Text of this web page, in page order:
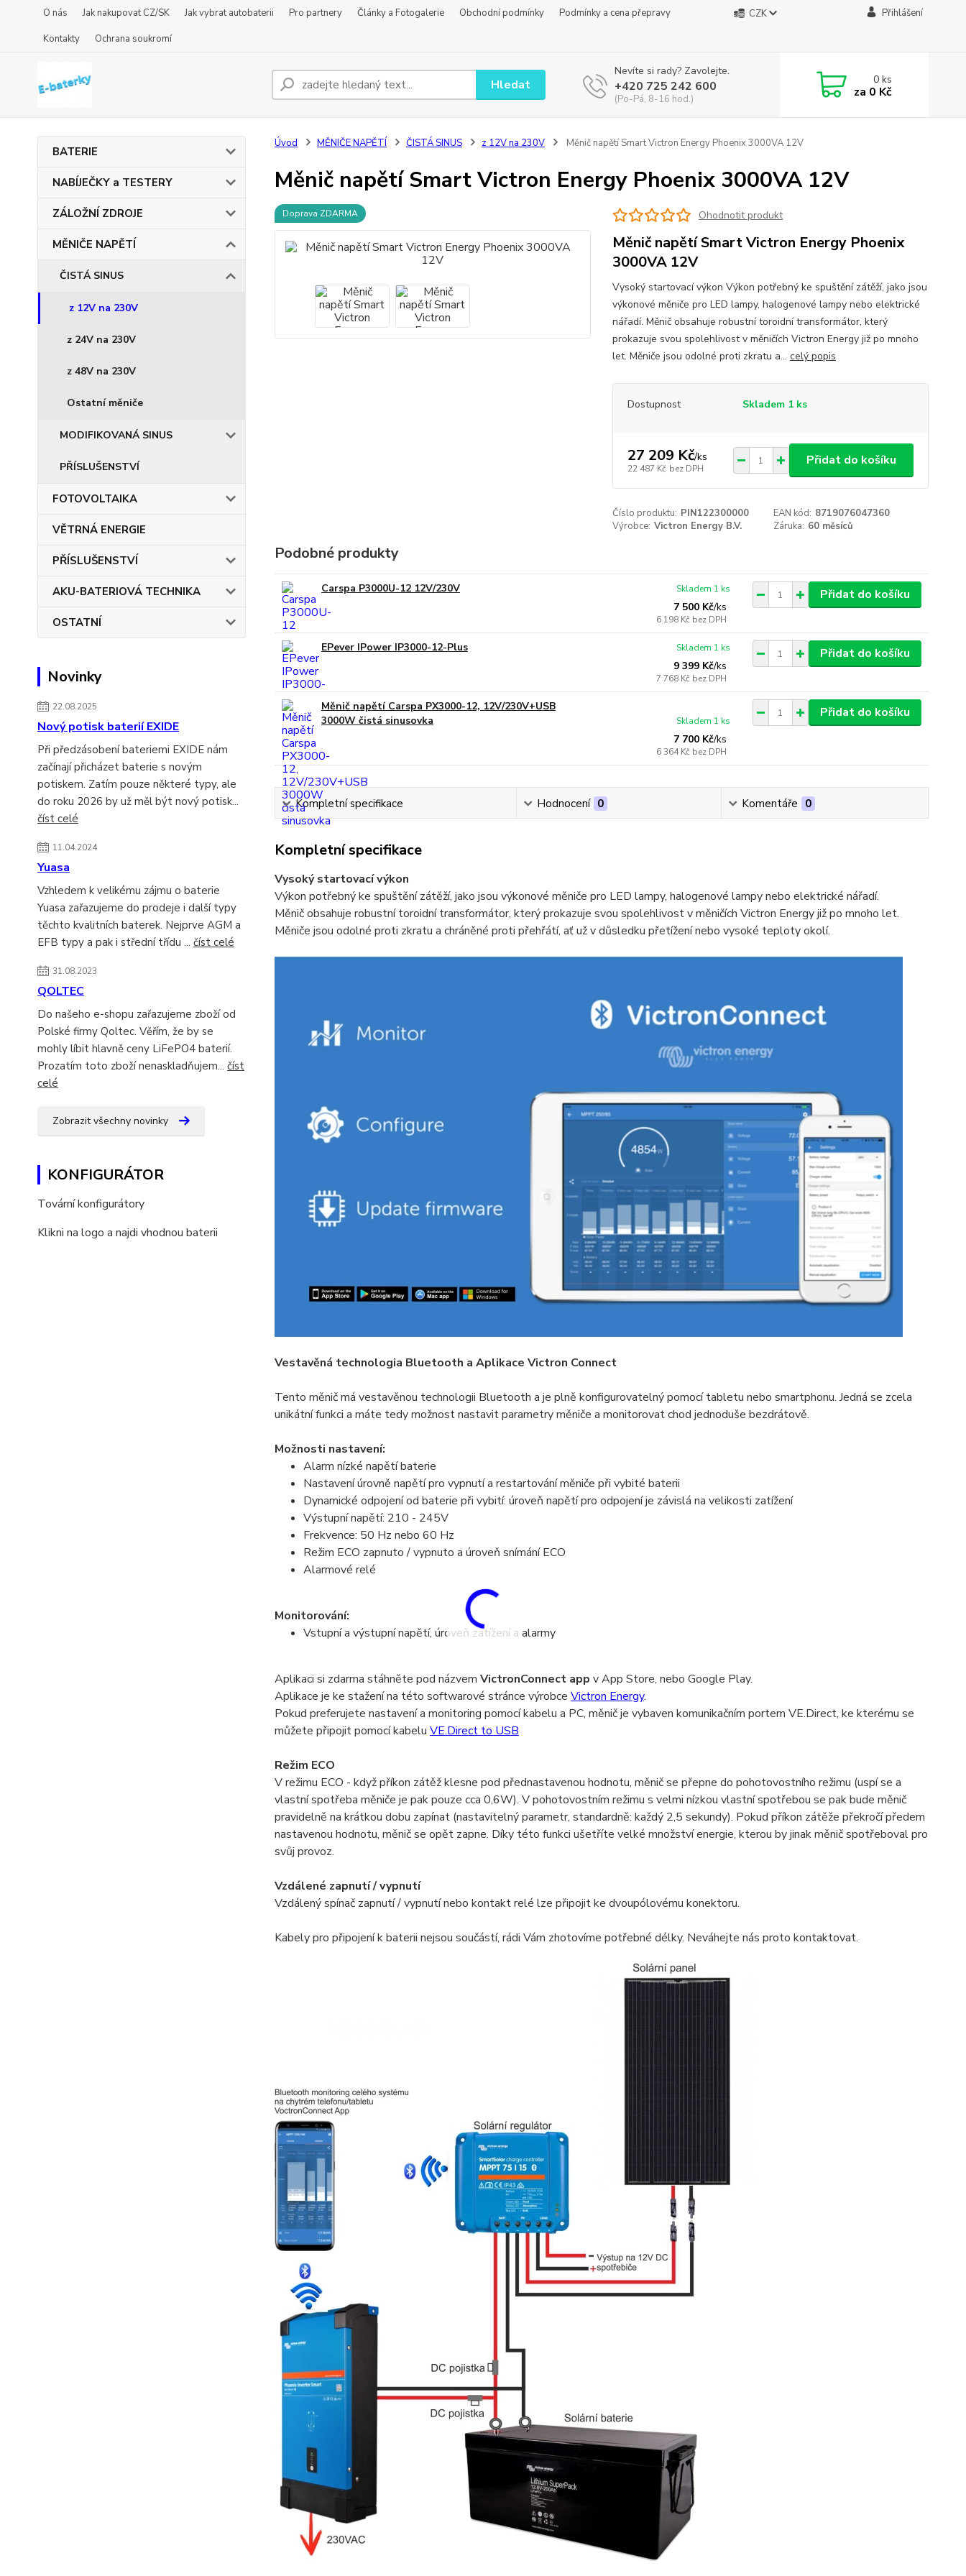
O nás Jak nakupovat CZ/SK Jak vybrat autobaterii Pro partnery Články a Fotogalerie Obchodní podmínky
Podmínky a cena přepravy
Kontakty
Ochrana soukromí
CZK Přihlášení
Hledat
Nevíte si rady? Zavolejte.
+420 725 242 600
(Po-Pá, 8-16 hod.)
0ks
za 0 Kč
BATERIE
NABÍJEČKY a TESTERY
ZÁLOŽNÍ ZDROJE
MĚNIČE NAPĚTÍ
ČISTÁ SINUS
z 12V na 230V
z 24V na 230V
z 48V na 230V
Ostatní měniče
MODIFIKOVANÁ SINUS
PŘÍSLUŠENSTVÍ
FOTOVOLTAIKA
VĚTRNÁ ENERGIE
PŘÍSLUŠENSTVÍ
AKU-BATERIOVÁ TECHNIKA
OSTATNÍ
Novinky
22.08.2025
Nový potisk baterií EXIDE
Při předzásobení bateriemi EXIDE nám
začínají přicházet baterie s novým
potiskem. Zatím pouze některé typy, ale
do roku 2026 by už měl být nový potisk...
číst celé
11.04.2024
Yuasa
Vzhledem k velikému zájmu o baterie
Yuasa zařazujeme do prodeje i další typy
těchto kvalitních baterek. Nejprve AGM a
EFB typy a pak i střední třídu ... číst celé
31.08.2023
QOLTEC
Do našeho e-shopu zařazujeme zboží od
Polské firmy Qoltec. Věřím, že by se
mohly líbit hlavně ceny LiFePO4 baterií.
Prozatím toto zboží nenaskladňujem... číst
celé
Zobrazit všechny novinky
KONFIGURÁTOR
Tovární konfigurátory
Klikni na logo a najdi vhodnou baterii
Úvod MĚNIČE NAPĚTÍ ČISTÁ SINUS z 12V na 230V Měnič napětí Smart Victron Energy Phoenix 3000VA 12V
Měnič napětí Smart Victron Energy Phoenix 3000VA 12V
Doprava ZDARMA Ohodnotit produkt
Měnič napětí Smart Victron Energy Phoenix
3000VA 12V
Vysoký startovací výkon Výkon potřebný ke spuštění zátěží, jako jsou
výkonové měniče pro LED lampy, halogenové lampy nebo elektrické
nářadí. Měnič obsahuje robustní toroidní transformátor, který
prokazuje svou spolehlivost v měničích Victron Energy již po mnoho
let. Měniče jsou odolné proti zkratu a... celý popis
Dostupnost Skladem 1 ks
27 209 Kč/ks
22 487 Kč bez DPH
Přidat do košíku
Číslo produktu: PIN122300000 EAN kód: 8719076047360
Výrobce: Victron Energy B.V. Záruka: 60 měsíců
Podobné produkty
Carspa P3000U-12 12V/230V
7 500 Kč/ks
6 198 Kč bez DPH
Skladem 1 ks Přidat do košíku
EPever IPower IP3000-12-Plus
9 399 Kč/ks
7 768 Kč bez DPH
Skladem 1 ks Přidat do košíku
Měnič napětí Carspa PX3000-12, 12V/230V+USB
3000W čistá sinusovka
7 700 Kč/ks
6 364 Kč bez DPH
Skladem 1 ks
Přidat do košíku
Kompletní specifikace Hodnocení 0 Komentáře 0
Kompletní specifikace
Vysoký startovací výkon
Výkon potřebný ke spuštění zátěží, jako jsou výkonové měniče pro LED lampy, halogenové lampy nebo elektrické nářadí.
Měnič obsahuje robustní toroidní transformátor, který prokazuje svou spolehlivost v měničích Victron Energy již po mnoho let.
Měniče jsou odolné proti zkratu a chráněné proti přehřátí, ať už v důsledku přetížení nebo vysoké teploty okolí.
Vestavěná technologia Bluetooth a Aplikace Victron Connect
Tento měnič má vestavěnou technologii Bluetooth a je plně konfigurovatelný pomocí tabletu nebo smartphonu. Jedná se zcela
unikátní funkci a máte tedy možnost nastavit parametry měniče a monitorovat chod jednoduše bezdrátově.
Možnosti nastavení:
Alarm nízké napětí baterie
Nastavení úrovně napětí pro vypnutí a restartování měniče při vybité baterii
Dynamické odpojení od baterie při vybití: úroveň napětí pro odpojení je závislá na velikosti zatížení
Výstupní napětí: 210 - 245V
Frekvence: 50 Hz nebo 60 Hz
Režim ECO zapnuto / vypnuto a úroveň snímání ECO
Alarmové relé
Monitorování:
Vstupní a výstupní napětí, úroveň zatížení a alarmy
Aplikaci si zdarma stáhněte pod názvem VictronConnect app v App Store, nebo Google Play.
Aplikace je ke stažení na této softwarové stránce výrobce Victron Energy.
Pokud preferujete nastavení a monitoring pomocí kabelu a PC, měnič je vybaven komunikačním portem VE.Direct, ke kterému se
můžete připojit pomocí kabelu VE.Direct to USB
Režim ECO
V režimu ECO - když příkon zátěž klesne pod přednastavenou hodnotu, měnič se přepne do pohotovostního režimu (uspí se a
vlastní spotřeba měniče je pak pouze cca 0,6W). V pohotovostním režimu s velmi nízkou vlastní spotřebou se pak bude měnič
pravidelně na krátkou dobu zapínat (nastavitelný parametr, standardně: každý 2,5 sekundy). Pokud příkon zátěže překročí předem
nastavenou hodnotu, měnič se opět zapne. Díky této funkci ušetříte velké množství energie, kterou by jinak měnič spotřeboval pro
svůj provoz.
Vzdálené zapnutí / vypnutí
Vzdálený spínač zapnutí / vypnutí nebo kontakt relé lze připojit ke dvoupólovému konektoru.
Kabely pro připojení k baterii nejsou součástí, rádi Vám zhotovíme potřebné délky. Neváhejte nás proto kontaktovat.